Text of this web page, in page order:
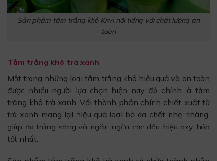
Sản phẩm tắm trắng khô Kiwi nổi tiếng với chất lượng an
toàn
Tắm trắng khô trà xanh
Một trong những loại tắm trắng khô hiệu quả và an toàn
được nhiều người lựa chọn hiện nay đó chính là tắm
trắng khô trà xanh. Với thành phần chính chiết xuất từ
trà xanh mang lại hiệu quả loại bỏ da chết nhẹ nhàng,
giúp da trắng sáng và ngăn ngừa các dấu hiệu oxy hóa
tốt nhất.